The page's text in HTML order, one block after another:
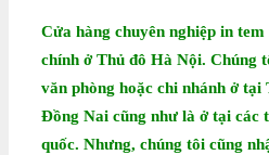
Cửa hàng chuyên nghiệp in
chính ở Thủ đô Hà Nội. Chúng
văn phòng hoặc chi nhánh ở tại
Đồng Nai cũng như là ở tại các
quốc. Nhưng, chúng tôi cũng